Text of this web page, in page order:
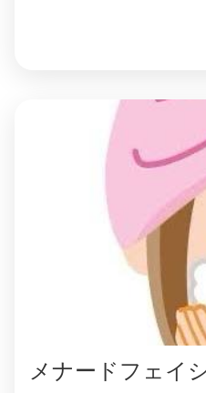
メナードフェイ